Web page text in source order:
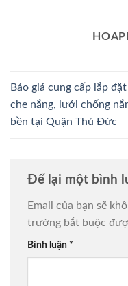
Báo giá cung cấp lắp
che nắng, lưới chống
bền tại Quận Thủ Đức
Để lại một bình
Email của bạn sẽ
trường bắt buộc
Bình luận *